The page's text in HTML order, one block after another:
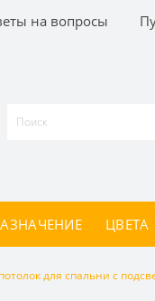
на вопросы
ЦВЕТА
для спальни с